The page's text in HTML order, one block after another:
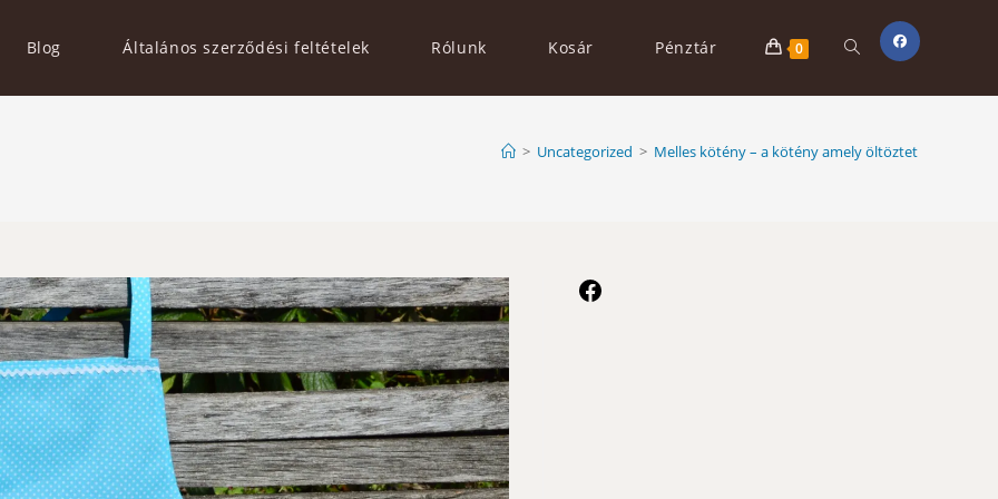
Blog Általános szerződési feltételek Rólunk Kosár Pénztár 0 Toggle
website
> Uncategorized > Melles kötény – a kötény amely öltöztet
Facebook